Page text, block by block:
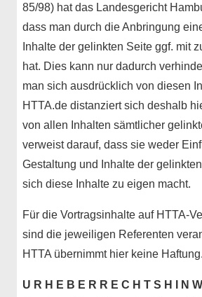
85/98) hat das Landesgericht
dass man durch die Anbringung
Inhalte der gelinkten Seite ggf. mit
hat. Dies kann nur dadurch
man sich ausdrücklich von diesen
HTTA.de distanziert sich deshalb
von allen Inhalten sämtlicher
verweist darauf, dass sie weder
Gestaltung und Inhalte der
sich diese Inhalte zu eigen macht.
Für die Vortragsinhalte auf HTTA-
sind die jeweiligen Referenten
HTTA übernimmt hier keine Haftung.
U R H E B E R R E C H T S H I N